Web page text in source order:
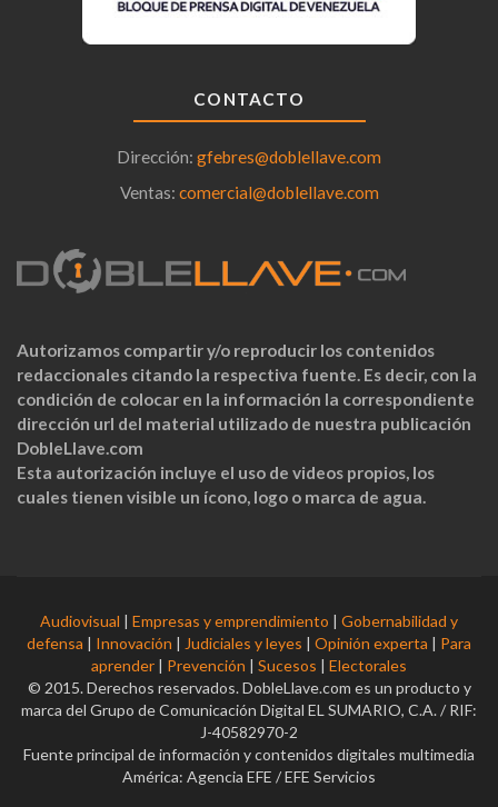
CONTACTO
Dirección: gfebres@doblellave.com
Ventas: comercial@doblellave.com
Autorizamos compartir y/o reproducir los contenidos
redaccionales citando la respectiva fuente. Es decir, con la
condición de colocar en la información la correspondiente
dirección url del material utilizado de nuestra publicación
DobleLlave.com
Esta autorización incluye el uso de videos propios, los
cuales tienen visible un ícono, logo o marca de agua.
Audiovisual | Empresas y emprendimiento | Gobernabilidad y
defensa | Innovación | Judiciales y leyes | Opinión experta | Para
aprender | Prevención | Sucesos | Electorales
© 2015. Derechos reservados. DobleLlave.com es un producto y
marca del Grupo de Comunicación Digital EL SUMARIO, C.A. / RIF:
J-40582970-2
Fuente principal de información y contenidos digitales multimedia
América: Agencia EFE / EFE Servicios